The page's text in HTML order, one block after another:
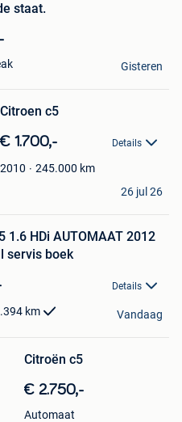
staat.
Gisteren
Citroen c5
€ 1.700,- Details
2010 245.000 km
26 jul 26
1.6 HDi AUTOMAAT 2012
servis boek
Details
km Vandaag
Citroën c5
€ 2.750,-
Automaat